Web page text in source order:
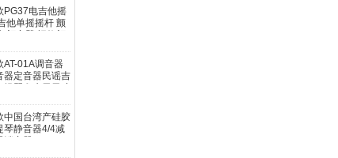
PG37电吉他摇
他单摇摇杆 颤
颤音臂 螺纹颤
把(银色)
AT-01A调音器
器定音器民谣吉
提琴尤克里里弦
器/黑色
中国台湾产硅胶
琴静音器4/4减
消音器 ARTINO